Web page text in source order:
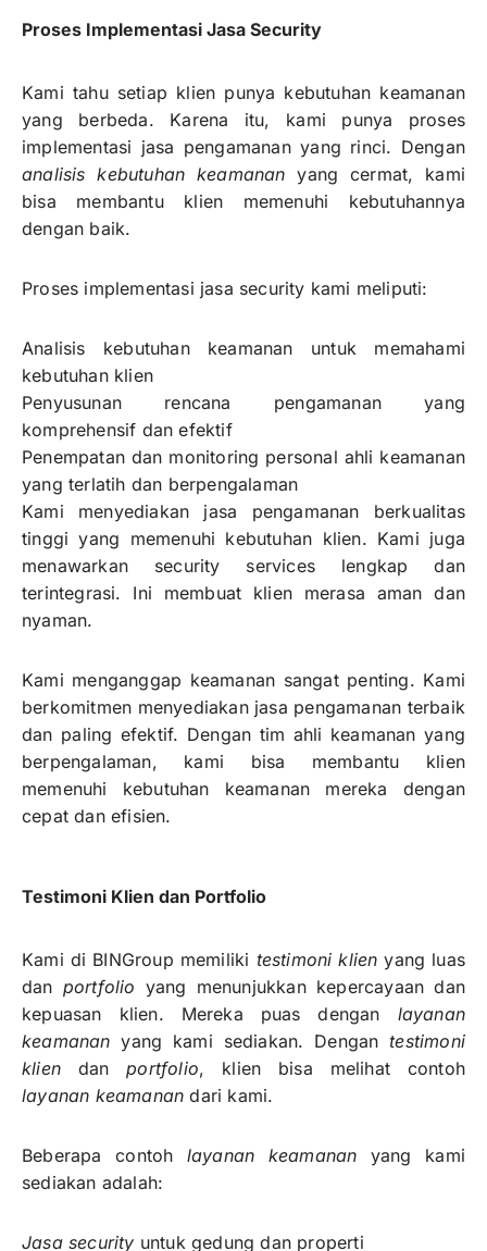
Proses Implementasi Jasa Security
Kami tahu setiap klien punya kebutuhan keamanan
yang berbeda. Karena itu, kami punya proses
implementasi jasa pengamanan yang rinci. Dengan
analisis kebutuhan keamanan yang cermat, kami
bisa membantu klien memenuhi kebutuhannya
dengan baik.
Proses implementasi jasa security kami meliputi:
Analisis kebutuhan keamanan untuk memahami
kebutuhan klien
Penyusunan rencana pengamanan yang
komprehensif dan efektif
Penempatan dan monitoring personal ahli keamanan
yang terlatih dan berpengalaman
Kami menyediakan jasa pengamanan berkualitas
tinggi yang memenuhi kebutuhan klien. Kami juga
menawarkan security services lengkap dan
terintegrasi. Ini membuat klien merasa aman dan
nyaman.
Kami menganggap keamanan sangat penting. Kami
berkomitmen menyediakan jasa pengamanan terbaik
dan paling efektif. Dengan tim ahli keamanan yang
berpengalaman, kami bisa membantu klien
memenuhi kebutuhan keamanan mereka dengan
cepat dan efisien.
Testimoni Klien dan Portfolio
Kami di BINGroup memiliki testimoni klien yang luas
dan portfolio yang menunjukkan kepercayaan dan
kepuasan klien. Mereka puas dengan layanan
keamanan yang kami sediakan. Dengantestimoni
klien danportfolio, klien bisa melihat contoh
layanan keamanan dari kami.
Beberapa contoh layanan keamanan yang kami
sediakan adalah:
Jasa security untuk gedung dan properti